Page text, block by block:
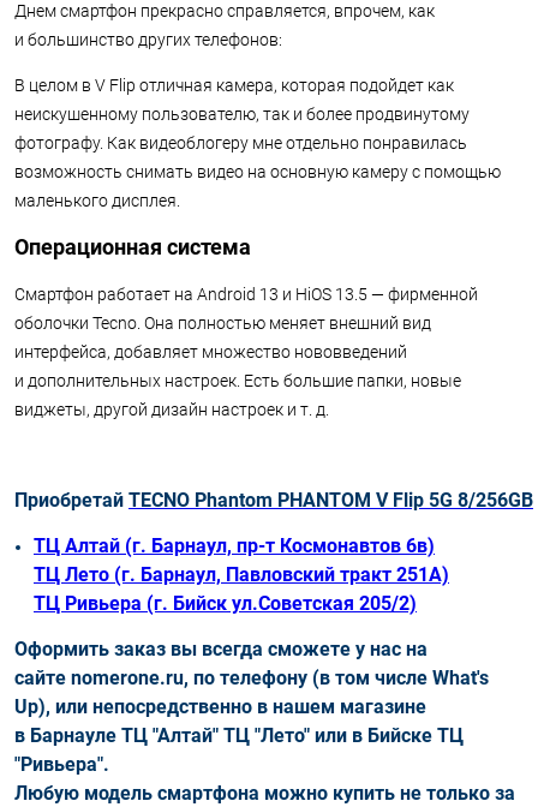
Днем смартфон прекрасно справляется, впрочем, как
и большинство других телефонов:
В целом в V Flip отличная камера, которая подойдет как
неискушенному пользователю, так и более продвинутому
фотографу. Как видеоблогеру мне отдельно понравилась
возможность снимать видео на основную камеру с помощью
маленького дисплея.
Операционная система
Смартфон работает на Android 13 и HiOS 13.5 — фирменной
оболочки Tecno. Она полностью меняет внешний вид
интерфейса, добавляет множество нововведений
и дополнительных настроек. Есть большие папки, новые
виджеты, другой дизайн настроек и т. д.
Приобретай TECNO Phantom PHANTOM V Flip 5G 8/256GB
ТЦ Алтай (г. Барнаул, пр-т Космонавтов 6в)
ТЦ Лето (г. Барнаул, Павловский тракт 251А)
ТЦ Ривьера (г. Бийск ул.Советская 205/2)
Оформить заказ вы всегда сможете у нас на
сайте nomerone.ru, по телефону (в том числе What's
Up), или непосредственно в нашем магазине
в Барнауле ТЦ "Алтай" ТЦ "Лето" или в Бийске ТЦ
"Ривьера".
Любую модель смартфона можно купить не только за